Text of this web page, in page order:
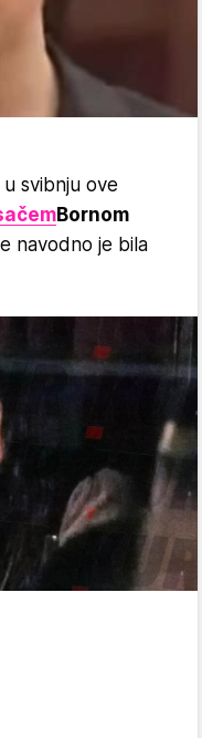
svibnju ove
Bornom
navodno je bila